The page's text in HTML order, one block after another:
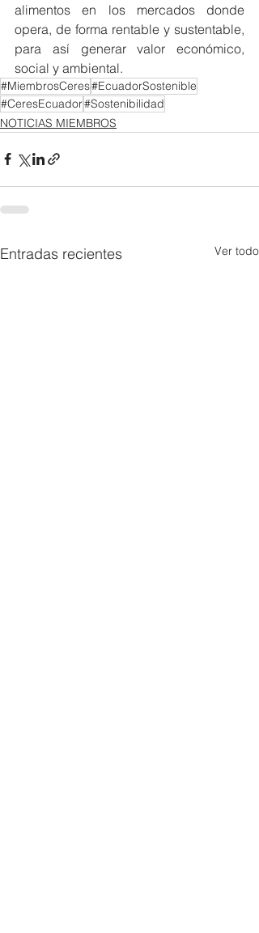
alimentos en los mercados donde
opera, de forma rentable y sustentable,
para así generar valor económico,
social y ambiental.
#MiembrosCeres#EcuadorSostenible
#CeresEcuador#Sostenibilidad
NOTICIAS MIEMBROS
Entradas recientes Ver todo